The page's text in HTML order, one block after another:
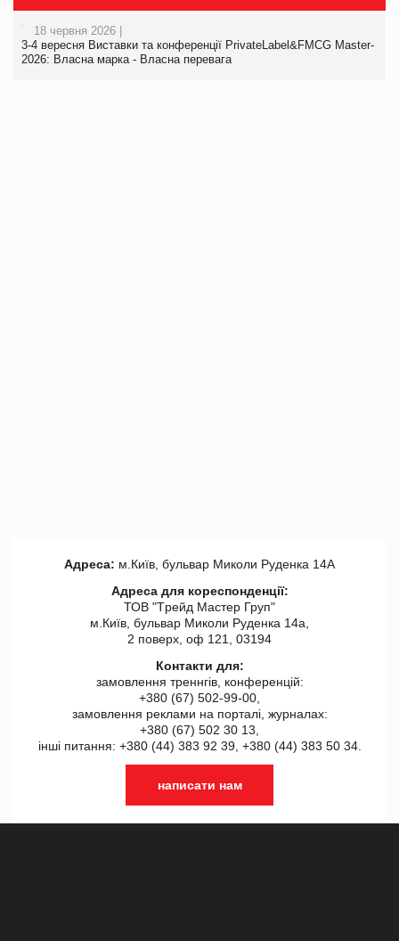
18 червня 2026 |
3-4 вересня Виставки та конференції PrivateLabel&FMCG Master-
2026: Власна марка - Власна перевага
Адреса: м.Київ, бульвар Миколи Руденка 14А
Адреса для кореспонденції:
ТОВ "Tрейд Мастер Груп"
м.Київ, бульвар Миколи Руденка 14а,
2 поверх, оф 121, 03194
Контакти для:
замовлення треннгів, конференцій:
+380 (67) 502-99-00,
замовлення реклами на порталі, журналах:
+380 (67) 502 30 13,
інші питання: +380 (44) 383 92 39, +380 (44) 383 50 34.
написати нам